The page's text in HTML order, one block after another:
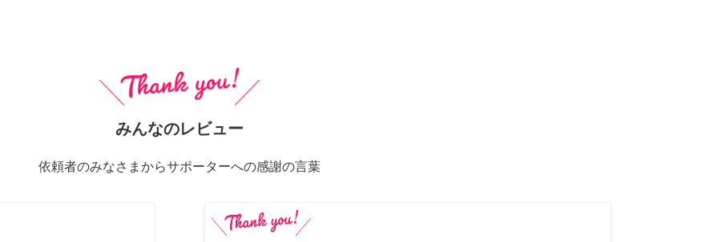
みんなのレビュー
依頼者のみなさまからサポーターへの感謝の言葉